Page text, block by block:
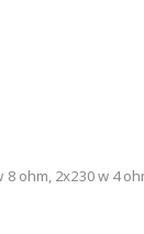
ohm, 2x230 w 4